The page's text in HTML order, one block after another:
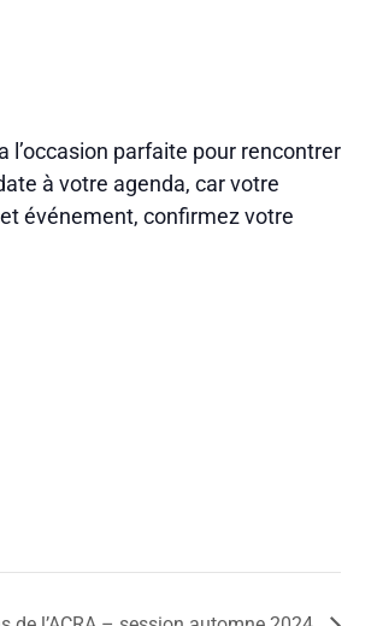
l’occasion parfaite pour rencontrer
à votre agenda, car votre
événement, confirmez votre